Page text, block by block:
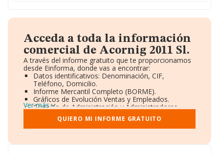
Acceda a toda la información
comercial de Acornig 2011 Sl.
A través del informe gratuito que te proporcionamos
desde Einforma, donde vas a encontrar:
Datos identificativos: Denominación, CIF,
Teléfono, Domicilio.
Informe Mercantil Completo (BORME).
Gráficos de Evolución Ventas y Empleados.
Consejo de Administración y Administradores.
Directivos y Ejecutivos.
Accionistas.
Participaciones y Vinculaciones en otras empresas.
Información oficial y registral complementaria.
Ver más
QUIERO MI INFORME GRATUITO